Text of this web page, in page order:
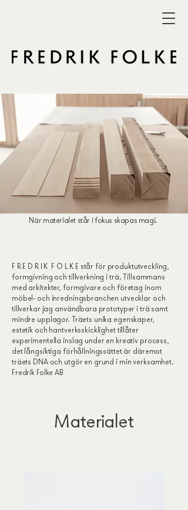
När materialet står i fokus skapas magi.
F R E D R I K F O L K E står för produktutveckling,
formgivning och tillverkning i trä. Tillsammans
med arkitekter, formgivare och företag inom
möbel- och inredningsbranchen utvecklar och
tillverkar jag användbara prototyper i trä samt
mindre upplagor. Träets unika egenskaper,
estetik och hantverksskicklighet tillåter
experimentella inslag under en kreativ process,
det långsiktiga förhållningssättet är däremot
träets DNA och utgör en grund i min verksamhet.
Fredrik Folke AB
Materialet